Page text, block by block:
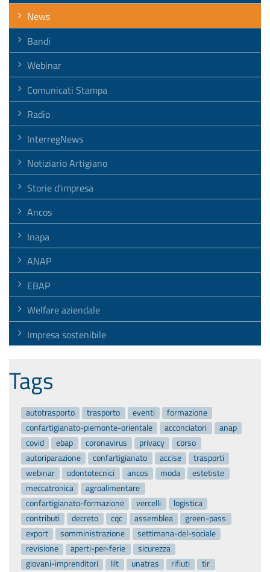
News
Bandi
Webinar
Comunicati Stampa
Radio
InterregNews
Notiziario Artigiano
Storie d'impresa
Ancos
Inapa
ANAP
EBAP
Welfare aziendale
Impresa sostenibile
Tags
autotrasporto trasporto eventi
formazione
confartigianato-piemonte-orientale
acconciatori
anap
covid
ebap coronavirus privacy
corso
autoriparazione
confartigianato accise
trasporti
webinar
odontotecnici ancos moda
estetiste
meccatronica
agroalimentare
confartigianato-formazione
vercelli
logistica
contributi
decreto cqc assemblea
green-pass
export
somministrazione
settimana-del-sociale
revisione
aperti-per-ferie
sicurezza
giovani-imprenditori
lilt unatras rifiuti
tir